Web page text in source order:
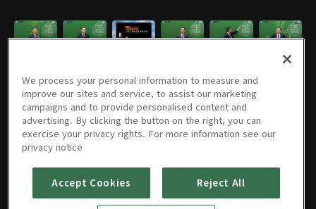
607회
606회
03/28/2026 • 33분
605회 604회 603회 602회 601회
We process your personal information to measure and
improve our sites and service, to assist our marketing
campaigns and to provide personalised content and
advertising. By clicking the button on the right, you can
exercise your privacy rights. For more information see our
privacy notice
Accept Cookies Reject All